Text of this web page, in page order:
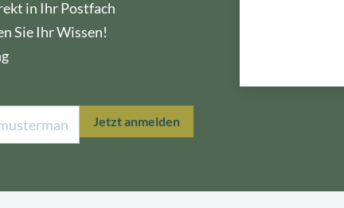
in Ihr Postfach
Sie Ihr Wissen!
Jetzt anmelden